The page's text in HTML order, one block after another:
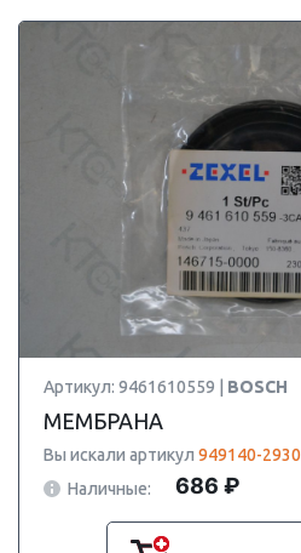
Артикул: 9461610559 | BOSCH
МЕМБРАНА
Вы искали артикул 949140-2930
Наличные:
686 ₽